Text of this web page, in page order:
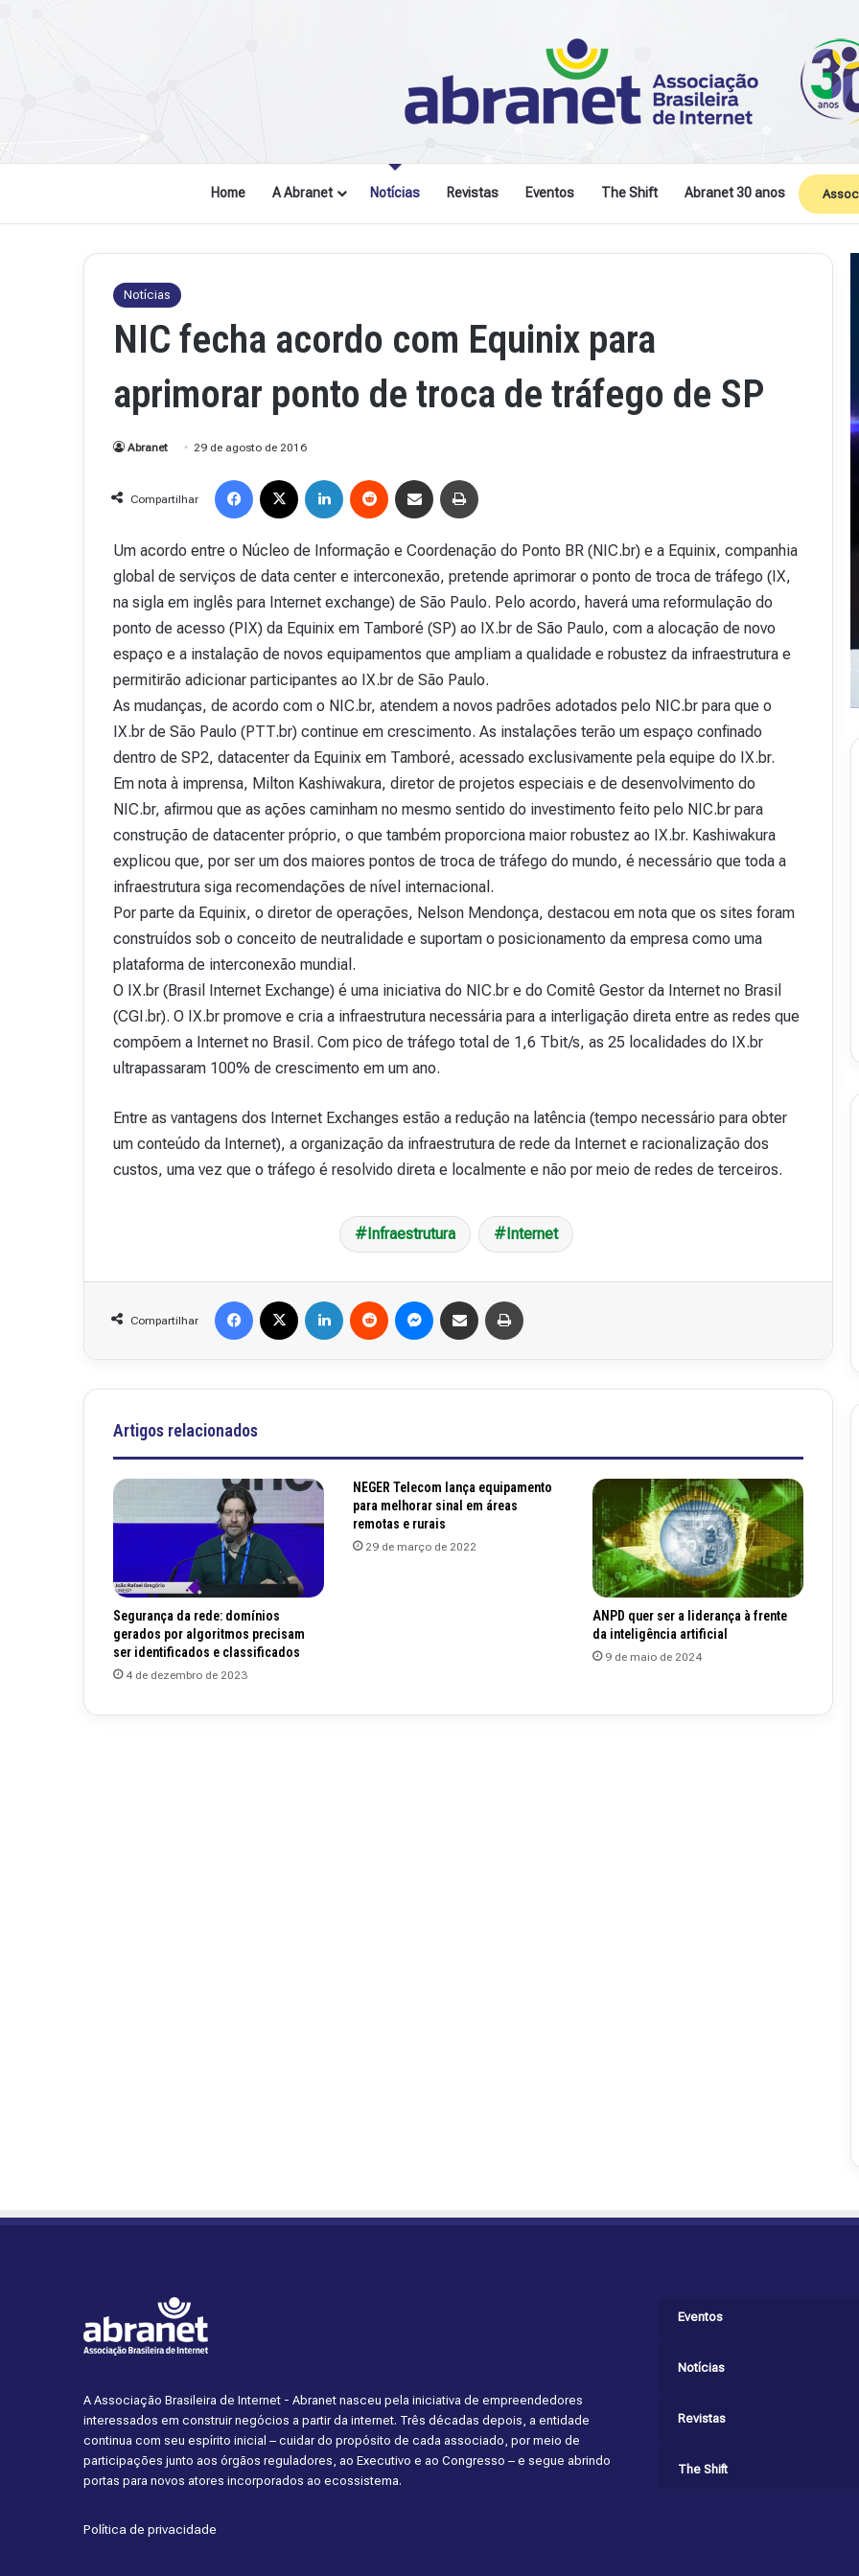
Home A Abranet Notícias Revistas Eventos The Shift Abranet 30 anos
Notícias
NIC fecha acordo com Equinix para
aprimorar ponto de troca de tráfego de SP
Abranet 29 de agosto de 2016
Compartilhar
Um acordo entre o Núcleo de Informação e Coordenação do Ponto BR (NIC.br) e a Equinix, companhia
global de serviços de data center e interconexão, pretende aprimorar o ponto de troca de tráfego (IX,
na sigla em inglês para Internet exchange) de São Paulo. Pelo acordo, haverá uma reformulação do
ponto de acesso (PIX) da Equinix em Tamboré (SP) ao IX.br de São Paulo, com a alocação de novo
espaço e a instalação de novos equipamentos que ampliam a qualidade e robustez da infraestrutura e
permitirão adicionar participantes ao IX.br de São Paulo.
As mudanças, de acordo com o NIC.br, atendem a novos padrões adotados pelo NIC.br para que o
IX.br de São Paulo (PTT.br) continue em crescimento. As instalações terão um espaço confinado
dentro de SP2, datacenter da Equinix em Tamboré, acessado exclusivamente pela equipe do IX.br.
Em nota à imprensa, Milton Kashiwakura, diretor de projetos especiais e de desenvolvimento do
NIC.br, afirmou que as ações caminham no mesmo sentido do investimento feito pelo NIC.br para
construção de datacenter próprio, o que também proporciona maior robustez ao IX.br. Kashiwakura
explicou que, por ser um dos maiores pontos de troca de tráfego do mundo, é necessário que toda a
infraestrutura siga recomendações de nível internacional.
Por parte da Equinix, o diretor de operações, Nelson Mendonça, destacou em nota que os sites foram
construídos sob o conceito de neutralidade e suportam o posicionamento da empresa como uma
plataforma de interconexão mundial.
O IX.br (Brasil Internet Exchange) é uma iniciativa do NIC.br e do Comitê Gestor da Internet no Brasil
(CGI.br). O IX.br promove e cria a infraestrutura necessária para a interligação direta entre as redes que
compõem a Internet no Brasil. Com pico de tráfego total de 1,6 Tbit/s, as 25 localidades do IX.br
ultrapassaram 100% de crescimento em um ano.
Entre as vantagens dos Internet Exchanges estão a redução na latência (tempo necessário para obter
um conteúdo da Internet), a organização da infraestrutura de rede da Internet e racionalização dos
custos, uma vez que o tráfego é resolvido direta e localmente e não por meio de redes de terceiros.
Infraestrutura Internet
Compartilhar
Artigos relacionados
Segurança da rede: domínios
gerados por algoritmos precisam
ser identificados e classificados
4 de dezembro de 2023
NEGER Telecom lança equipamento
para melhorar sinal em áreas
remotas e rurais
29 de março de 2022
ANPD quer ser a liderança à frente
da inteligência artificial
9 de maio de 2024
R
e
i
s
t
A
b
r
e
.
15 de outubro de 2025
Revista Abranet . 48
R
s
t
b
r
.
5
16 de julho de 2026
Revista Abranet . 50
A Associação Brasileira de Internet - Abranet nasceu pela iniciativa de empreendedores
interessados em construir negócios a partir da internet. Três décadas depois, a entidade
continua com seu espírito inicial – cuidar do propósito de cada associado, por meio de
participações junto aos órgãos reguladores, ao Executivo e ao Congresso – e segue abrindo
portas para novos atores incorporados ao ecossistema.
Política de privacidade
Eventos
Notícias
Revistas
The Shift